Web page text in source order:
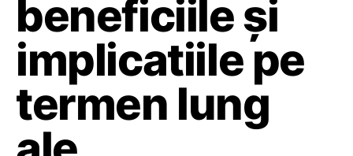
beneficiile și
implicatiile pe
termen lung